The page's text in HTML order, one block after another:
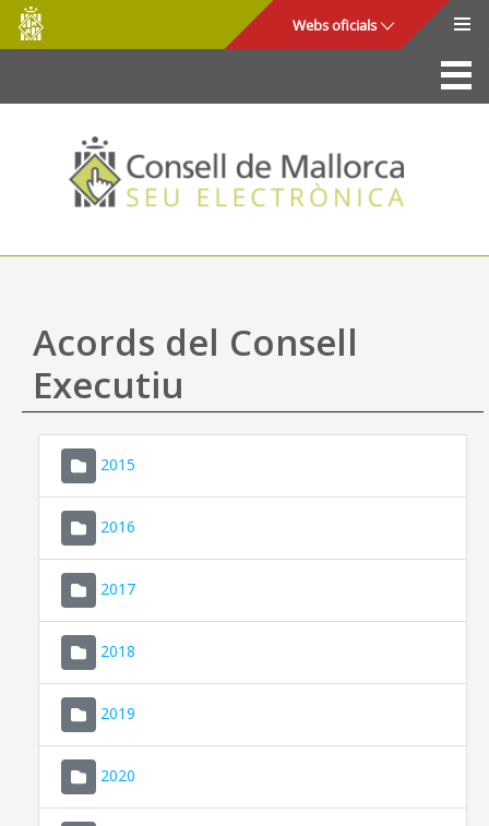
Salta al contingut principal
Consell
de
Mallorca
Webs oficials
La Seu
Consell de Mallorca
Accés i seguretat
Utilitats
Ajuda
Acords del Consell
Executiu
2015
2016
2017
2018
2019
2020